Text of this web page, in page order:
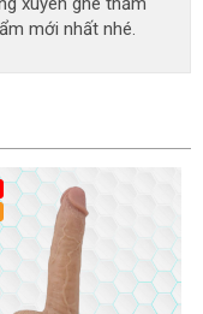
mới nhất nhé.